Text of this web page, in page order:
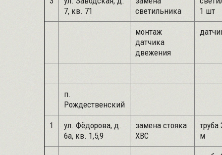
7, кв. 71
светильника
1 шт
монтаж
датчика
двежения
п.
Рождественский
1
ул. Фёдорова, д.
6а, кв. 1,5,9
замена стояка
ХВС
труба
м